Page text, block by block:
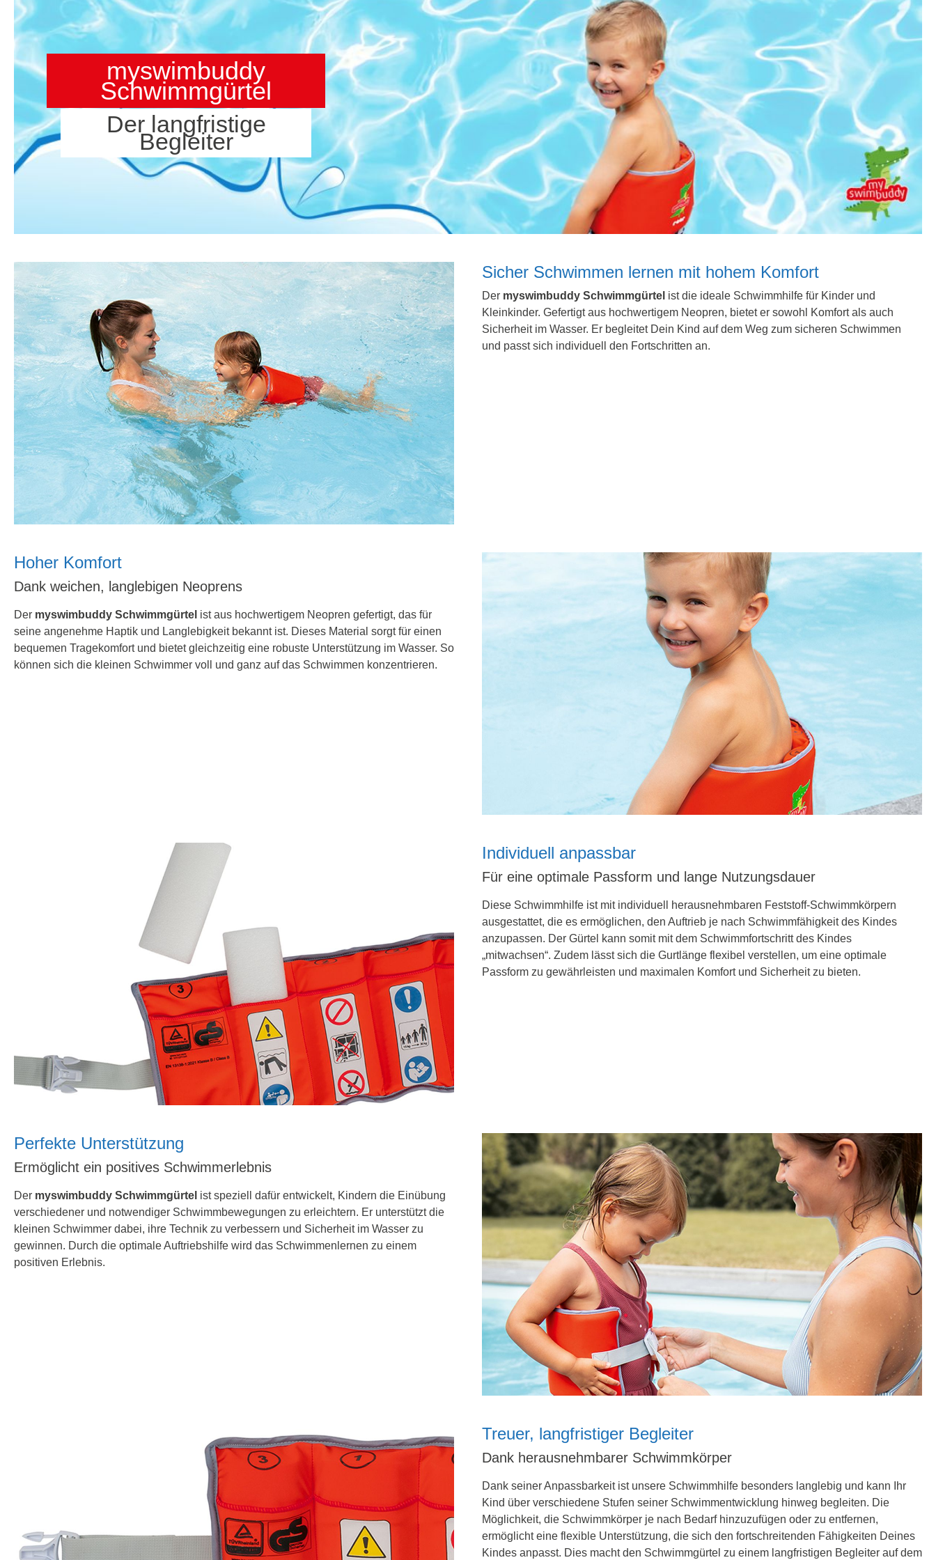
myswimbuddy
Schwimmgürtel
Der langfristige
Begleiter
Sicher Schwimmen lernen mit hohem Komfort
Der myswimbuddy Schwimmgürtel ist die ideale Schwimmhilfe für Kinder und
Kleinkinder. Gefertigt aus hochwertigem Neopren, bietet er sowohl Komfort als auch
Sicherheit im Wasser. Er begleitet Dein Kind auf dem Weg zum sicheren Schwimmen
und passt sich individuell den Fortschritten an.
Hoher Komfort
Dank weichen, langlebigen Neoprens
Der myswimbuddy Schwimmgürtel ist aus hochwertigem Neopren gefertigt, das für
seine angenehme Haptik und Langlebigkeit bekannt ist. Dieses Material sorgt für einen
bequemen Tragekomfort und bietet gleichzeitig eine robuste Unterstützung im Wasser. So
können sich die kleinen Schwimmer voll und ganz auf das Schwimmen konzentrieren.
Individuell anpassbar
Für eine optimale Passform und lange Nutzungsdauer
Diese Schwimmhilfe ist mit individuell herausnehmbaren Feststoff-Schwimmkörpern
ausgestattet, die es ermöglichen, den Auftrieb je nach Schwimmfähigkeit des Kindes
anzupassen. Der Gürtel kann somit mit dem Schwimmfortschritt des Kindes
„mitwachsen“. Zudem lässt sich die Gurtlänge flexibel verstellen, um eine optimale
Passform zu gewährleisten und maximalen Komfort und Sicherheit zu bieten.
Perfekte Unterstützung
Ermöglicht ein positives Schwimmerlebnis
Der myswimbuddy Schwimmgürtel ist speziell dafür entwickelt, Kindern die Einübung
verschiedener und notwendiger Schwimmbewegungen zu erleichtern. Er unterstützt die
kleinen Schwimmer dabei, ihre Technik zu verbessern und Sicherheit im Wasser zu
gewinnen. Durch die optimale Auftriebshilfe wird das Schwimmenlernen zu einem
positiven Erlebnis.
Treuer, langfristiger Begleiter
Dank herausnehmbarer Schwimmkörper
Dank seiner Anpassbarkeit ist unsere Schwimmhilfe besonders langlebig und kann Ihr
Kind über verschiedene Stufen seiner Schwimmentwicklung hinweg begleiten. Die
Möglichkeit, die Schwimmkörper je nach Bedarf hinzuzufügen oder zu entfernen,
ermöglicht eine flexible Unterstützung, die sich den fortschreitenden Fähigkeiten Deines
Kindes anpasst. Dies macht den Schwimmgürtel zu einem langfristigen Begleiter auf dem